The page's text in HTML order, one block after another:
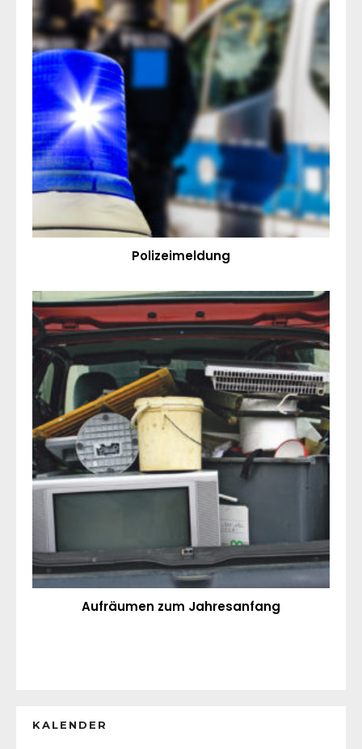
Polizeimeldung
Aufräumen zum Jahresanfang
KALENDER